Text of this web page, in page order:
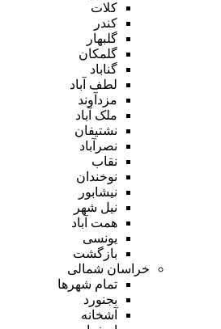
کلات
کندر
گلبهار
گلمکان
گناباد
لطف آباد
مزدآوند
ملک آباد
نشتیفان
نصرآباد
نقاب
نوخندان
نیشابور
نیل شهر
همت آباد
یونسی
بازگشت
خراسان شمالی
تمام شهر‌ها
بجنورد
آشخانه